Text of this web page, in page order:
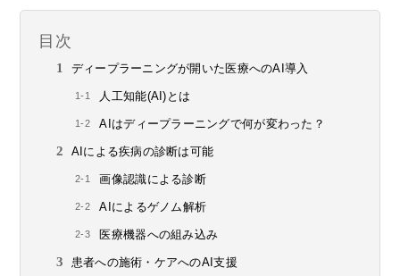
目次
ディープラーニングが開いた医療へのAI導入
人工知能(AI)とは
AIはディープラーニングで何が変わった？
AIによる疾病の診断は可能
画像認識による診断
AIによるゲノム解析
医療機器への組み込み
患者への施術・ケアへのAI支援